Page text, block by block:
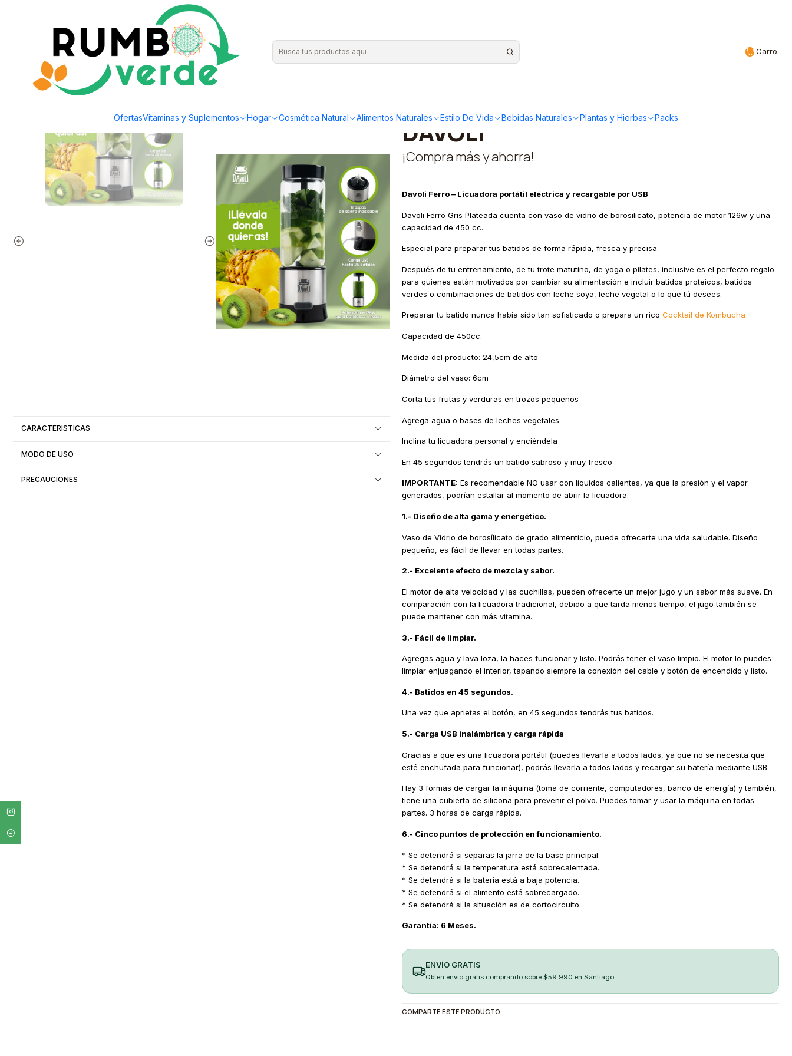
Carro
OfertasVitaminas y Suplementos Hogar Cosmética Natural Alimentos Naturales Estilo De Vida Bebidas Naturales Plantas y Hierbas Packs
Envío gratis por compras sobre los 59.990 en la provincia de Santiago
Hogar Electrodomesticos Licuadora personal portátil Davoli Ferro Plateada 450cc DAVOLI
CARACTERISTICAS
MODO DE USO
PRECAUCIONES
Davoli Ferro Plateada 450cc
DAVOLI
¡Compra más y ahorra!
Davoli Ferro – Licuadora portátil eléctrica y recargable por USB
Davoli Ferro Gris Plateada cuenta con vaso de vidrio de borosilicato, potencia de motor 126w y una
capacidad de 450 cc.
Especial para preparar tus batidos de forma rápida, fresca y precisa.
Después de tu entrenamiento, de tu trote matutino, de yoga o pilates, inclusive es el perfecto regalo
para quienes están motivados por cambiar su alimentación e incluir batidos proteicos, batidos
verdes o combinaciones de batidos con leche soya, leche vegetal o lo que tú desees.
Preparar tu batido nunca había sido tan sofisticado o prepara un rico Cocktail de Kombucha
Capacidad de 450cc.
Medida del producto: 24,5cm de alto
Diámetro del vaso: 6cm
Corta tus frutas y verduras en trozos pequeños
Agrega agua o bases de leches vegetales
Inclina tu licuadora personal y enciéndela
En 45 segundos tendrás un batido sabroso y muy fresco
IMPORTANTE: Es recomendable NO usar con líquidos calientes, ya que la presión y el vapor
generados, podrían estallar al momento de abrir la licuadora.
1.- Diseño de alta gama y energético.
Vaso de Vidrio de borosílicato de grado alimenticio, puede ofrecerte una vida saludable. Diseño
pequeño, es fácil de llevar en todas partes.
2.- Excelente efecto de mezcla y sabor.
El motor de alta velocidad y las cuchillas, pueden ofrecerte un mejor jugo y un sabor más suave. En
comparación con la licuadora tradicional, debido a que tarda menos tiempo, el jugo también se
puede mantener con más vitamina.
3.- Fácil de limpiar.
Agregas agua y lava loza, la haces funcionar y listo. Podrás tener el vaso limpio. El motor lo puedes
limpiar enjuagando el interior, tapando siempre la conexión del cable y botón de encendido y listo.
4.- Batidos en 45 segundos.
Una vez que aprietas el botón, en 45 segundos tendrás tus batidos.
5.- Carga USB inalámbrica y carga rápida
Gracias a que es una licuadora portátil (puedes llevarla a todos lados, ya que no se necesita que
esté enchufada para funcionar), podrás llevarla a todos lados y recargar su batería mediante USB.
Hay 3 formas de cargar la máquina (toma de corriente, computadores, banco de energía) y también,
tiene una cubierta de silicona para prevenir el polvo. Puedes tomar y usar la máquina en todas
partes. 3 horas de carga rápida.
6.- Cinco puntos de protección en funcionamiento.
* Se detendrá si separas la jarra de la base principal.
* Se detendrá si la temperatura está sobrecalentada.
* Se detendrá si la batería está a baja potencia.
* Se detendrá si el alimento está sobrecargado.
* Se detendrá si la situación es de cortocircuito.
Garantía: 6 Meses.
ENVÍO GRATIS
Obten envio gratis comprando sobre $59.990 en Santiago
COMPARTE ESTE PRODUCTO